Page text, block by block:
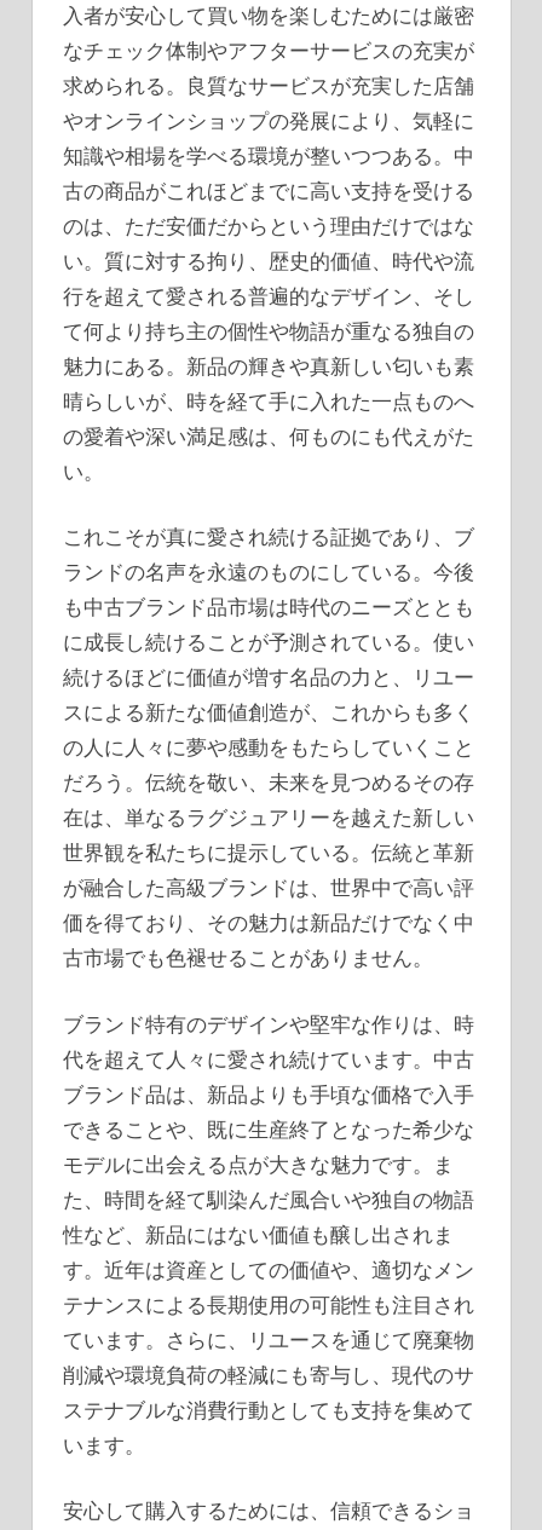
入者が安心して買い物を楽しむためには厳密
なチェック体制やアフターサービスの充実が
求められる。良質なサービスが充実した店舗
やオンラインショップの発展により、気軽に
知識や相場を学べる環境が整いつつある。中
古の商品がこれほどまでに高い支持を受ける
のは、ただ安価だからという理由だけではな
い。質に対する拘り、歴史的価値、時代や流
行を超えて愛される普遍的なデザイン、そし
て何より持ち主の個性や物語が重なる独自の
魅力にある。新品の輝きや真新しい匂いも素
晴らしいが、時を経て手に入れた一点ものへ
の愛着や深い満足感は、何ものにも代えがた
い。
これこそが真に愛され続ける証拠であり、ブ
ランドの名声を永遠のものにしている。今後
も中古ブランド品市場は時代のニーズととも
に成長し続けることが予測されている。使い
続けるほどに価値が増す名品の力と、リユー
スによる新たな価値創造が、これからも多く
の人に人々に夢や感動をもたらしていくこと
だろう。伝統を敬い、未来を見つめるその存
在は、単なるラグジュアリーを越えた新しい
世界観を私たちに提示している。伝統と革新
が融合した高級ブランドは、世界中で高い評
価を得ており、その魅力は新品だけでなく中
古市場でも色褪せることがありません。
ブランド特有のデザインや堅牢な作りは、時
代を超えて人々に愛され続けています。中古
ブランド品は、新品よりも手頃な価格で入手
できることや、既に生産終了となった希少な
モデルに出会える点が大きな魅力です。ま
た、時間を経て馴染んだ風合いや独自の物語
性など、新品にはない価値も醸し出されま
す。近年は資産としての価値や、適切なメン
テナンスによる長期使用の可能性も注目され
ています。さらに、リユースを通じて廃棄物
削減や環境負荷の軽減にも寄与し、現代のサ
ステナブルな消費行動としても支持を集めて
います。
安心して購入するためには、信頼できるショ